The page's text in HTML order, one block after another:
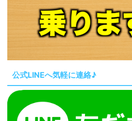
公式LINEへ気軽に連絡♪